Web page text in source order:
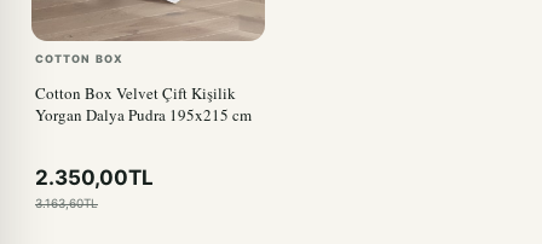
COTTON BOX
Cotton Box Velvet Çift Kişilik
Yorgan Dalya Pudra 195x215 cm
2.350,00TL
3.163,60TL